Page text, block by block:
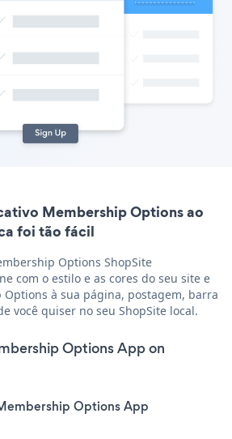
Membership Options ao
foi tão fácil
Options ShopSite
com o estilo e as cores do seu site e
à sua página, postagem, barra
você quiser no seu ShopSite local.
Options App on
Options App